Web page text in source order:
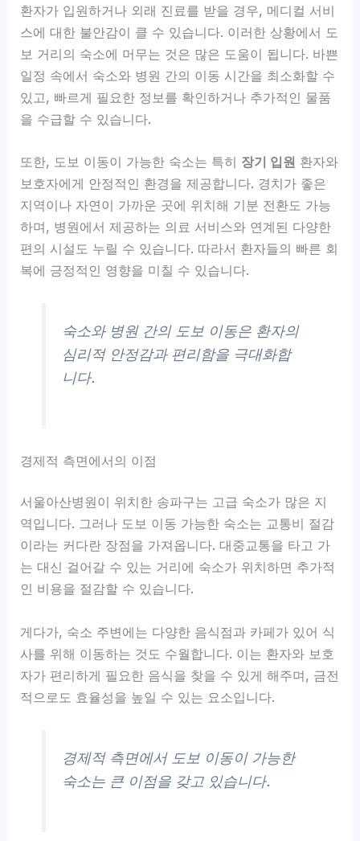
환자가 입원하거나 외래 진료를 받을 경우, 메디컬 서비
스에 대한 불안감이 클 수 있습니다. 이러한 상황에서 도
보 거리의 숙소에 머무는 것은 많은 도움이 됩니다. 바쁜
일정 속에서 숙소와 병원 간의 이동 시간을 최소화할 수
있고, 빠르게 필요한 정보를 확인하거나 추가적인 물품
을 수급할 수 있습니다.
또한, 도보 이동이 가능한 숙소는 특히 장기 입원 환자와
보호자에게 안정적인 환경을 제공합니다. 경치가 좋은
지역이나 자연이 가까운 곳에 위치해 기분 전환도 가능
하며, 병원에서 제공하는 의료 서비스와 연계된 다양한
편의 시설도 누릴 수 있습니다. 따라서 환자들의 빠른 회
복에 긍정적인 영향을 미칠 수 있습니다.
숙소와 병원 간의 도보 이동은 환자의
심리적 안정감과 편리함을 극대화합
니다.
경제적 측면에서의 이점
서울아산병원이 위치한 송파구는 고급 숙소가 많은 지
역입니다. 그러나 도보 이동 가능한 숙소는 교통비 절감
이라는 커다란 장점을 가져옵니다. 대중교통을 타고 가
는 대신 걸어갈 수 있는 거리에 숙소가 위치하면 추가적
인 비용을 절감할 수 있습니다.
게다가, 숙소 주변에는 다양한 음식점과 카페가 있어 식
사를 위해 이동하는 것도 수월합니다. 이는 환자와 보호
자가 편리하게 필요한 음식을 찾을 수 있게 해주며, 금전
적으로도 효율성을 높일 수 있는 요소입니다.
경제적 측면에서 도보 이동이 가능한
숙소는 큰 이점을 갖고 있습니다.